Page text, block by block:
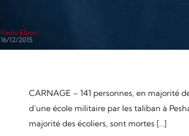
Radio Elyon
16/12/2015
CARNAGE – 141 personnes, en majorité
d’une école militaire par les taliban à
majorité des écoliers, sont mortes […]